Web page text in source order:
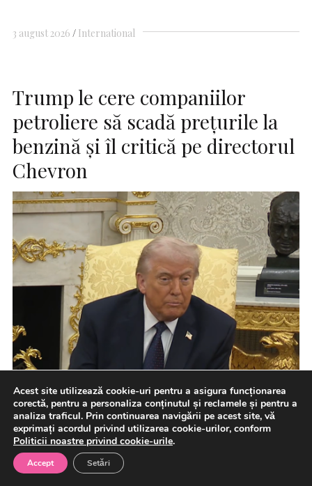
3 august 2026 International
Trump le cere companiilor
petroliere să scadă preţurile la
benzină şi îl critică pe directorul
Chevron
Preşedintele SUA, Donald Trump, le-a cerut din nou luni
companiilor petroliere să reducă preţurile la benzină
pentru consumatorii […]
Acest site utilizează cookie-uri pentru a asigura funcționarea
corectă, pentru a personaliza conținutul și reclamele și pentru a
analiza traficul. Prin continuarea navigării pe acest site, vă
exprimați acordul privind utilizarea cookie-urilor, conform
Politicii noastre privind cookie-urile.
Accept Setări